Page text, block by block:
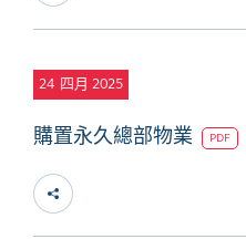
24 四月 2025
購置永久總部物業 PDF